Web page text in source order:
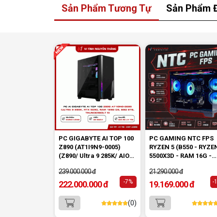
Sản Phẩm Tương Tự Sản Phẩm
PC GIGABYTE AI TOP 100
Z890 (AT1I9N9-0005)
(Z890/ Ultra 9 285K/ AIO
DDR5/ SSD Gen4 2TB/
SSD Gen4 320GB/ RTX
Plus Platinum/ WF7/ BT/
Black)
239.000.000 đ
222.000.000 đ -7%
(0)
PC GAMING NTC FPS
RYZEN 5 (B550 -
5500X3D - RAM 16G -
5050 8GB)
21.290.000 đ
19.169.000 đ -